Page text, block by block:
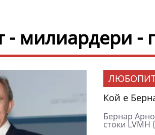
- милиардери -
Кой е
Бернар
стоки